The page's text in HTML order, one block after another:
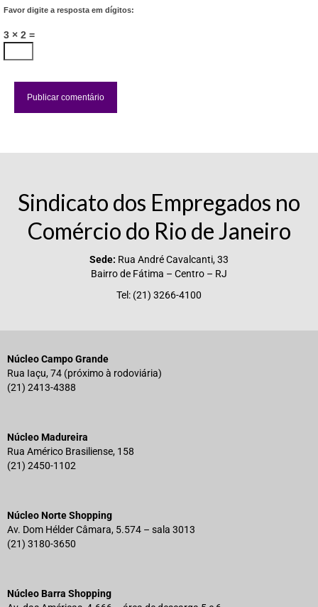
Favor digite a resposta em dígitos:
3 × 2 =
Sindicato dos Empregados no
Comércio do Rio de Janeiro
Sede: Rua André Cavalcanti, 33
Bairro de Fátima – Centro – RJ
Tel: (21) 3266-4100
Núcleo Campo Grande
Rua Iaçu, 74 (próximo à rodoviária)
(21) 2413-4388
Núcleo Madureira
Rua Américo Brasiliense, 158
(21) 2450-1102
Núcleo Norte Shopping
Av. Dom Hélder Câmara, 5.574 – sala 3013
(21) 3180-3650
Núcleo Barra Shopping